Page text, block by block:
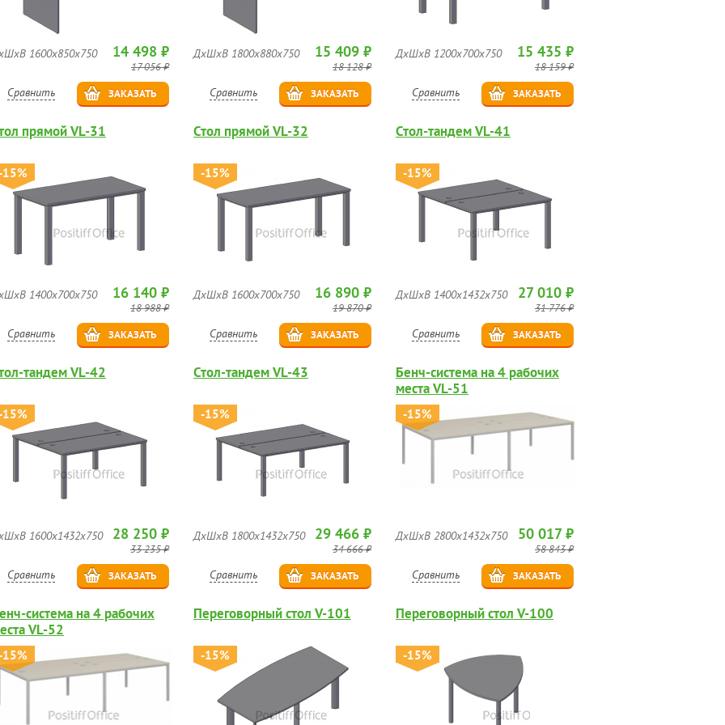
1600х850х750 14 498 ₽
17 056 ₽
Сравнить ЗАКАЗАТЬ
ДхШхВ 1800х880х750 15 409 ₽
18 128 ₽
Сравнить ЗАКАЗАТЬ
ДхШхВ 1200х700х750 15 435 ₽
18 159 ₽
Сравнить ЗАКАЗАТЬ
прямой VL-31
15%
1400х700х750 16 140 ₽
18 988 ₽
Сравнить ЗАКАЗАТЬ
Стол прямой VL-32
-15%
ДхШхВ 1600х700х750 16 890 ₽
19 870 ₽
Сравнить ЗАКАЗАТЬ
Стол-тандем VL-41
-15%
ДхШхВ 1400х1432х750 27 010 ₽
31 776 ₽
Сравнить ЗАКАЗАТЬ
тандем VL-42
15%
1600х1432х750 28 250 ₽
33 235 ₽
Сравнить ЗАКАЗАТЬ
Стол-тандем VL-43
-15%
ДхШхВ 1800х1432х750 29 466 ₽
34 666 ₽
Сравнить ЗАКАЗАТЬ
Бенч-система на 4 рабочих
места VL-51
-15%
ДхШхВ 2800х1432х750 50 017 ₽
58 843 ₽
Сравнить ЗАКАЗАТЬ
система на 4 рабочих
VL-52
15%
Переговорный стол V-101
-15%
Переговорный стол V-100
-15%